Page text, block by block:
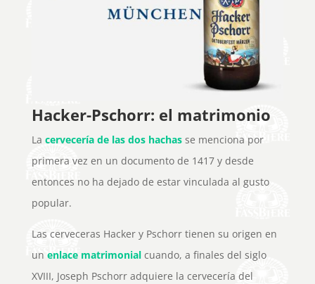
Hacker-Pschorr: el matrimonio
La cervecería de las dos hachasse menciona por
primera vez en un documento de 1417 y desde
entonces no ha dejado de estar vinculada al gusto
popular.
Las cerveceras Hacker y Pschorr tienen su origen en
un enlace matrimonialcuando, a finales del siglo
XVIII, Joseph Pschorr adquiere la cervecería del